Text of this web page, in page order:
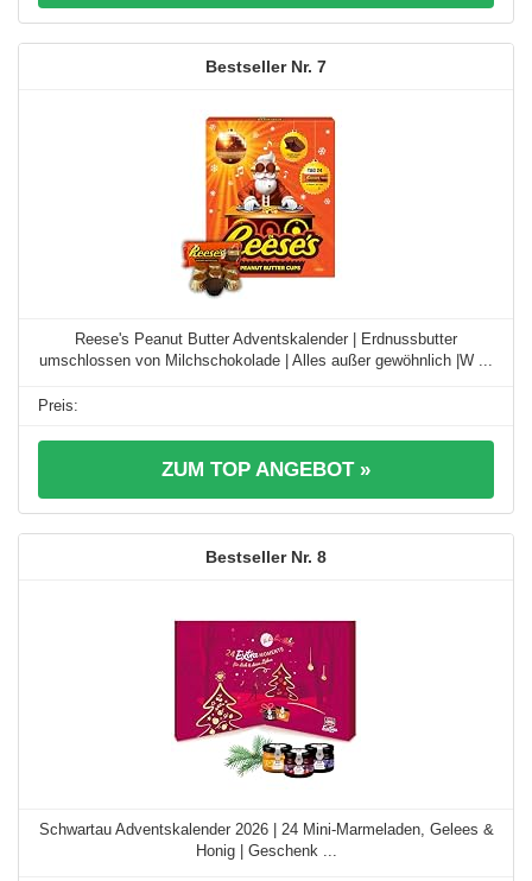
7
Reese's Peanut Butter Adventskalender | Erdnussbutter
umschlossen von Milchschokolade | Alles außer gewöhnlich |W ...
ZUM TOP ANGEBOT »
8
Schwartau Adventskalender 2026 | 24 Mini-Marmeladen, Gelees &
Honig | Geschenk ...